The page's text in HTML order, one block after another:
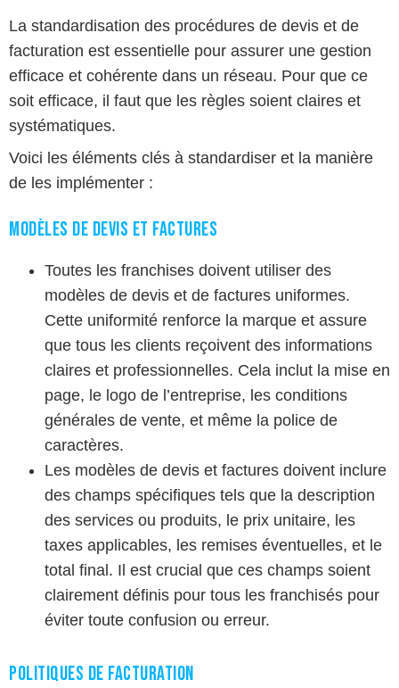
La standardisation des procédures de devis et de
facturation est essentielle pour assurer une gestion
efficace et cohérente dans un réseau. Pour que ce
soit efficace, il faut que les règles soient claires et
systématiques.
Voici les éléments clés à standardiser et la manière
de les implémenter :
Modèles de devis et factures
Toutes les franchises doivent utiliser des
modèles de devis et de factures uniformes.
Cette uniformité renforce la marque et assure
que tous les clients reçoivent des informations
claires et professionnelles. Cela inclut la mise en
page, le logo de l’entreprise, les conditions
générales de vente, et même la police de
caractères.
Les modèles de devis et factures doivent inclure
des champs spécifiques tels que la description
des services ou produits, le prix unitaire, les
taxes applicables, les remises éventuelles, et le
total final. Il est crucial que ces champs soient
clairement définis pour tous les franchisés pour
éviter toute confusion ou erreur.
Politiques de facturation